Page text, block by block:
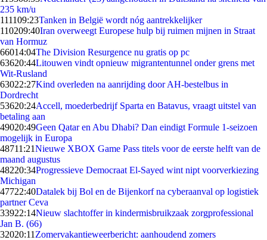
235 km/u
111109:23Tanken in België wordt nóg aantrekkelijker
110209:40Iran overweegt Europese hulp bij ruimen mijnen in Straat
van Hormuz
66014:04The Division Resurgence nu gratis op pc
63620:44Litouwen vindt opnieuw migrantentunnel onder grens met
Wit-Rusland
63022:27Kind overleden na aanrijding door AH-bestelbus in
Dordrecht
53620:24Accell, moederbedrijf Sparta en Batavus, vraagt uitstel van
betaling aan
49020:49Geen Qatar en Abu Dhabi? Dan eindigt Formule 1-seizoen
mogelijk in Europa
48711:21Nieuwe XBOX Game Pass titels voor de eerste helft van de
maand augustus
48220:34Progressieve Democraat El-Sayed wint nipt voorverkiezing
Michigan
47722:40Datalek bij Bol en de Bijenkorf na cyberaanval op logistiek
partner Ceva
33922:14Nieuw slachtoffer in kindermisbruikzaak zorgprofessional
Jan B. (66)
32020:11 Zomervakantieweerbericht: aanhoudend zomers